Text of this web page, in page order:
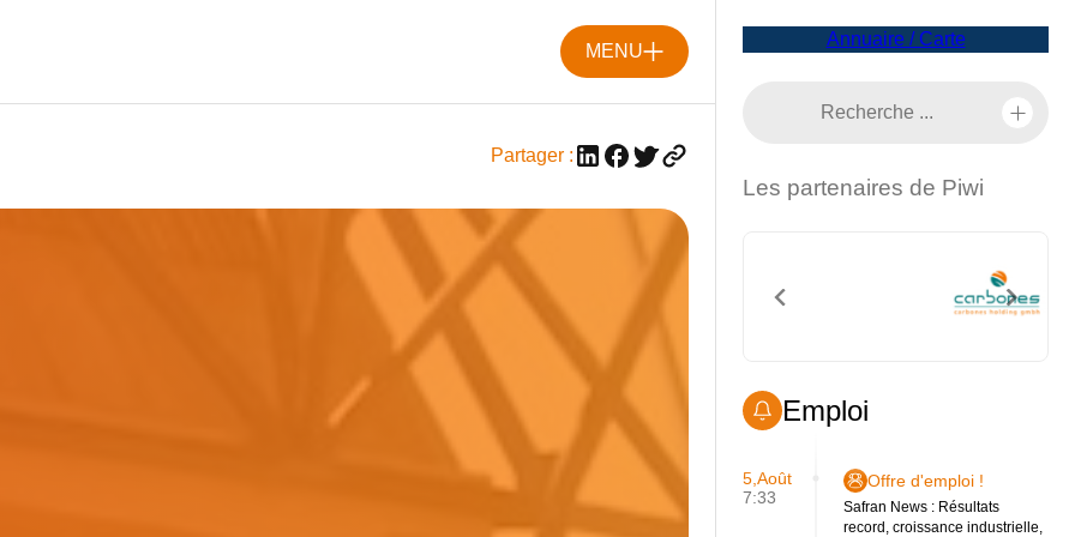
MENU
Partager :
Annuaire / Carte
Les partenaires de Piwi
Emploi
5,Août
7:33
Offre d'emploi !
Safran News : Résultats
record, croissance industrielle,